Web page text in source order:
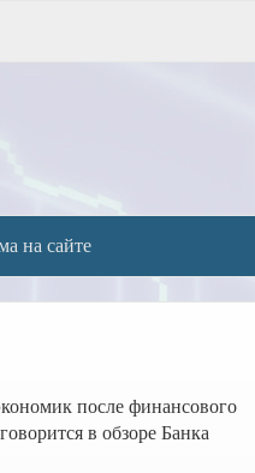
на сайте
после финансового
в обзоре Банка